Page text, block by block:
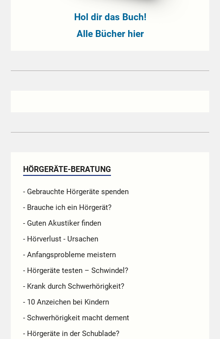
Hol dir das Buch!
Alle Bücher hier
HÖRGERÄTE-BERATUNG
- Gebrauchte Hörgeräte spenden
- Brauche ich ein Hörgerät?
- Guten Akustiker finden
- Hörverlust - Ursachen
- Anfangsprobleme meistern
- Hörgeräte testen – Schwindel?
- Krank durch Schwerhörigkeit?
- 10 Anzeichen bei Kindern
- Schwerhörigkeit macht dement
- Hörgeräte in der Schublade?